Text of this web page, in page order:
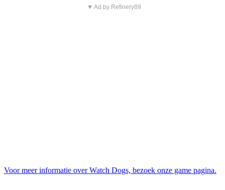
▼ Ad by Refinery89
Voor meer informatie over Watch Dogs, bezoek onze game pagina.